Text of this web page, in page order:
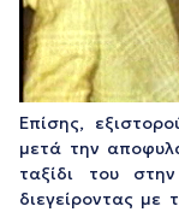
Επίσης,
μετά την
ταξίδι του
διεγείροντας με